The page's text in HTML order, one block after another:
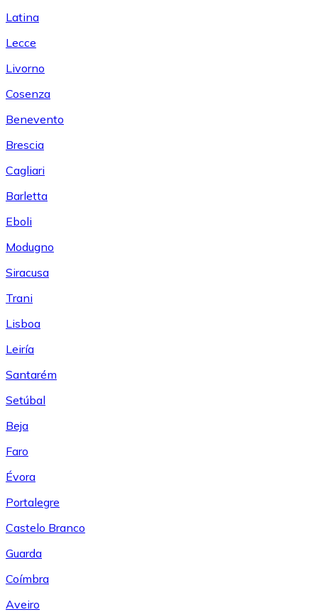
Latina
Lecce
Livorno
Cosenza
Benevento
Brescia
Cagliari
Barletta
Eboli
Modugno
Siracusa
Trani
Lisboa
Leiría
Santarém
Setúbal
Beja
Faro
Évora
Portalegre
Castelo Branco
Guarda
Coímbra
Aveiro